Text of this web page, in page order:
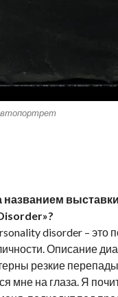
названием
»?
disorder – это
Описание
резкие
мне на глаза. Я